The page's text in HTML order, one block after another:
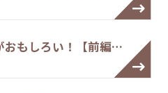
もしろい！【前編…